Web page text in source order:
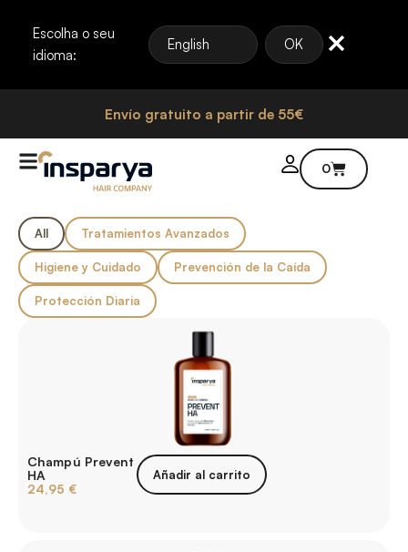
Escolha o seu
idioma:
English OK
Envío gratuito a partir de 55€
0
Tratamientos Avanzados
Higiene y Cuidado Prevención de la Caída
Protección Diaria
All
Champú Prevent
HA
24,95 €
Añadir al carrito